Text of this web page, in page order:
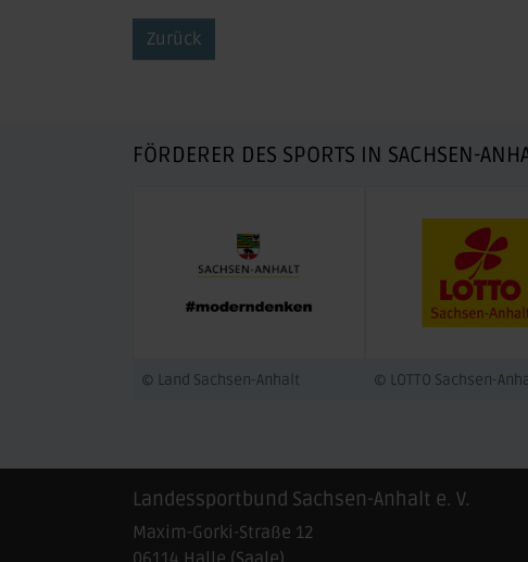
Zurück
FÖRDERER DES SPORTS IN SACHSEN-
© Land Sachsen-Anhalt © LOTTO Sachsen-
Landessportbund Sachsen-Anhalt e. V.
Maxim-Gorki-Straße 12